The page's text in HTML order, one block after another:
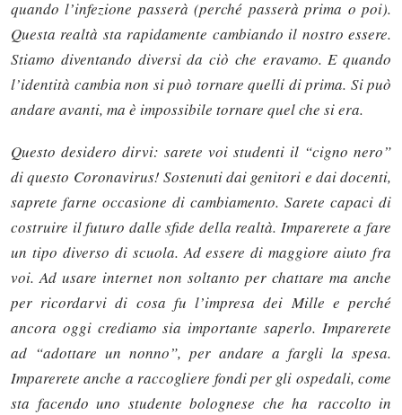
quando l’infezione passerà (perché passerà prima o poi).
Questa realtà sta rapidamente cambiando il nostro essere.
Stiamo diventando diversi da ciò che eravamo. E quando
l’identità cambia non si può tornare quelli di prima. Si può
andare avanti, ma è impossibile tornare quel che si era.
Questo desidero dirvi: sarete voi studenti il “cigno nero”
di questo Coronavirus! Sostenuti dai genitori e dai docenti,
saprete farne occasione di cambiamento. Sarete capaci di
costruire il futuro dalle sfide della realtà. Imparerete a fare
un tipo diverso di scuola. Ad essere di maggiore aiuto fra
voi. Ad usare internet non soltanto per chattare ma anche
per ricordarvi di cosa fu l’impresa dei Mille e perché
ancora oggi crediamo sia importante saperlo. Imparerete
ad “adottare un nonno”, per andare a fargli la spesa.
Imparerete anche a raccogliere fondi per gli ospedali, come
sta facendo uno studente bolognese che ha raccolto in